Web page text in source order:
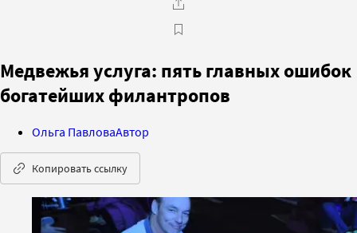
Медвежья услуга: пять главных ошибок
богатейших филантропов
Ольга ПавловаАвтор
Копировать ссылку